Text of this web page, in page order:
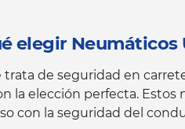
elegir Neumáticos
trata de seguridad en
la elección perfecta.
con la seguridad del